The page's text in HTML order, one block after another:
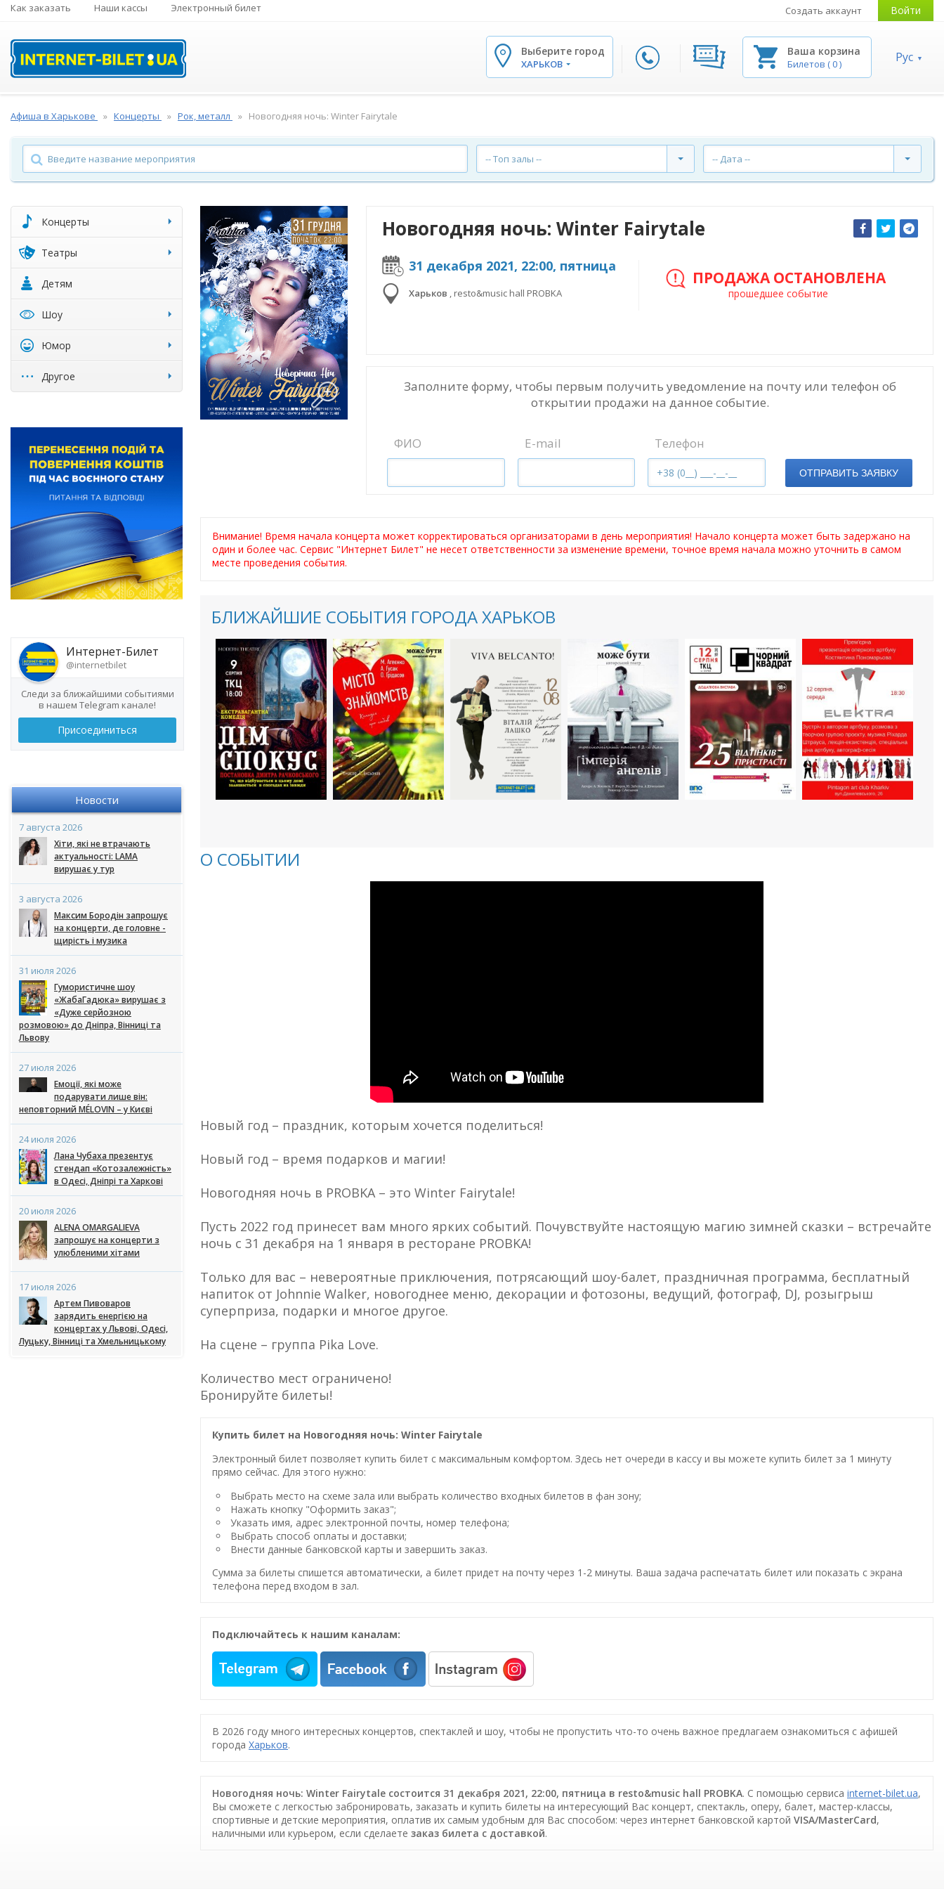
Как заказать Наши кассы Электронный билет Создать аккаунт Войти
Выберите город
ХАРЬКОВ
Ваша корзина
Билетов (0) Рус
Афиша в Харькове Концерты Рок, металл Новогодняя ночь: Winter Fairytale
-- Топ залы -- -- Дата --
Концерты
Театры
Детям
Шоу
Юмор
Другое
Интернет-Билет
@internetbilet
Следи за ближайшими событиями
в нашем Telegram канале!
Присоединиться
Новости
7 августа 2026
Хіти, які не втрачають
актуальності: LAMA
вирушає у тур
3 августа 2026
Максим Бородін запрошує
на концерти, де головне -
щирість і музика
31 июля 2026
Гумористичне шоу
«ЖабаГадюка» вирушає з
«Дуже серйозною
розмовою» до Дніпра, Вінниці та
Львову
27 июля 2026
Емоції, які може
подарувати лише він:
неповторний MÉLOVIN – у Києві
24 июля 2026
Лана Чубаха презентує
стендап «Котозалежність»
в Одесі, Дніпрі та Харкові
20 июля 2026
ALENA OMARGALIEVA
запрошує на концерти з
улюбленими хітами
17 июля 2026
Артем Пивоваров
зарядить енергією на
концертах у Львові, Одесі,
Луцьку, Вінниці та Хмельницькому
Новогодняя ночь: Winter Fairytale
31 декабря 2021, 22:00, пятница
Харьков , resto&music hall PROBKA
ПРОДАЖА ОСТАНОВЛЕНА
прошедшее событие
Заполните форму, чтобы первым получить уведомление на почту или телефон об
открытии продажи на данное событие.
ФИО E-mail Телефон
ОТПРАВИТЬ ЗАЯВКУ
Внимание! Время начала концерта может корректироваться организаторами в день мероприятия! Начало концерта может быть задержано на
один и более час. Сервис "Интернет Билет" не несет ответственности за изменение времени, точное время начала можно уточнить в самом
месте проведения события.
БЛИЖАЙШИЕ СОБЫТИЯ ГОРОДА ХАРЬКОВ
О СОБЫТИИ
Новый год – праздник, которым хочется поделиться!
Новый год – время подарков и магии!
Новогодняя ночь в PROBKA – это Winter Fairytale!
Пусть 2022 год принесет вам много ярких событий. Почувствуйте настоящую магию зимней сказки – встречайте
ночь с 31 декабря на 1 января в ресторане PROBKA!
Только для вас – невероятные приключения, потрясающий шоу-балет, праздничная программа, бесплатный
напиток от Johnnie Walker, новогоднее меню, декорации и фотозоны, ведущий, фотограф, DJ, розыгрыш
суперприза, подарки и многое другое.
На сцене – группа Pika Love.
Количество мест ограничено!
Бронируйте билеты!
Купить билет на Новогодняя ночь: Winter Fairytale
Электронный билет позволяет купить билет с максимальным комфортом. Здесь нет очереди в кассу и вы можете купить билет за 1 минуту
прямо сейчас. Для этого нужно:
Выбрать место на схеме зала или выбрать количество входных билетов в фан зону;
Нажать кнопку "Оформить заказ";
Указать имя, адрес электронной почты, номер телефона;
Выбрать способ оплаты и доставки;
Внести данные банковской карты и завершить заказ.
Сумма за билеты спишется автоматически, а билет придет на почту через 1-2 минуты. Ваша задача распечатать билет или показать с экрана
телефона перед входом в зал.
Подключайтесь к нашим каналам:
В 2026 году много интересных концертов, спектаклей и шоу, чтобы не пропустить что-то очень важное предлагаем ознакомиться с афишей
города Харьков.
Новогодняя ночь: Winter Fairytale состоится 31 декабря 2021, 22:00, пятница в resto&music hall PROBKA. С помощью сервиса internet-bilet.ua,
Вы сможете с легкостью забронировать, заказать и купить билеты на интересующий Вас концерт, спектакль, оперу, балет, мастер-классы,
спортивные и детские мероприятия, оплатив их самым удобным для Вас способом: через интернет банковской картой VISA/MasterCard,
наличными или курьером, если сделаете заказ билета c доставкой.